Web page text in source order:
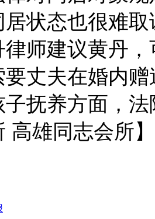
居状态也很难取
师建议黄丹，
要丈夫在婚内
子抚养方面，
高雄同志会所】